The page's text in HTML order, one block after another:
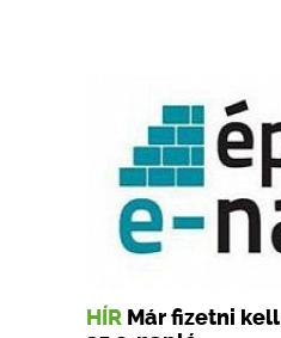
HÍR Már fizetni kell